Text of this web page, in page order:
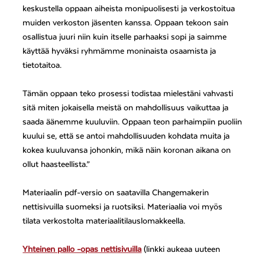
keskustella oppaan aiheista monipuolisesti ja verkostoitua
muiden verkoston jäsenten kanssa. Oppaan tekoon sain
osallistua juuri niin kuin itselle parhaaksi sopi ja saimme
käyttää hyväksi ryhmämme moninaista osaamista ja
tietotaitoa.
Tämän oppaan teko prosessi todistaa mielestäni vahvasti
sitä miten jokaisella meistä on mahdollisuus vaikuttaa ja
saada äänemme kuuluviin. Oppaan teon parhaimpiin puoliin
kuului se, että se antoi mahdollisuuden kohdata muita ja
kokea kuuluvansa johonkin, mikä näin koronan aikana on
ollut haasteellista.”
Materiaalin pdf-versio on saatavilla Changemakerin
nettisivuilla suomeksi ja ruotsiksi. Materiaalia voi myös
tilata verkostolta materiaalitilauslomakkeella.
Yhteinen pallo -opas nettisivuilla (linkki aukeaa uuteen